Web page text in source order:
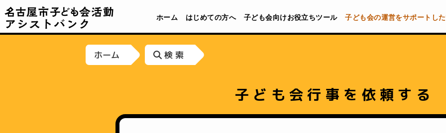
ホーム はじめての方へ 子ども会向けお役立ちツール 子ども会の運営をサポートし
ホーム 検 索
子ども会行事を依頼する